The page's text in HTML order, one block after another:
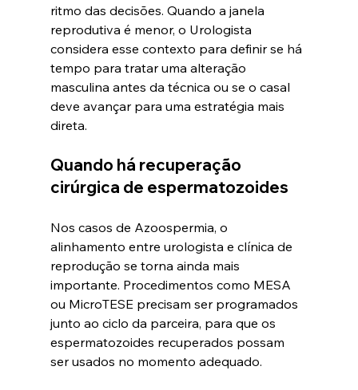
ritmo das decisões. Quando a janela
reprodutiva é menor, o Urologista
considera esse contexto para definir se há
tempo para tratar uma alteração
masculina antes da técnica ou se o casal
deve avançar para uma estratégia mais
direta.
Quando há recuperação
cirúrgica de espermatozoides
Nos casos de Azoospermia, o
alinhamento entre urologista e clínica de
reprodução se torna ainda mais
importante. Procedimentos como MESA
ou MicroTESE precisam ser programados
junto ao ciclo da parceira, para que os
espermatozoides recuperados possam
ser usados no momento adequado.